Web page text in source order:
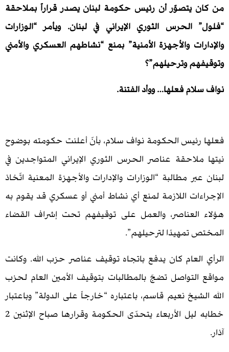
أن رئيس حكومة لبنان يصدر قراراً بملاحقة
الثوري الإيراني في لبنان. ويأمر “الوزارات
والأجهزة الأمنية” بمنع “نشاطهم العسكري والأمني
وترحيلهم”؟
فعلها… ووأد الفتنة.
الحكومة نواف سلام، بأنّ أعلنت حكومته بوضوح
عناصر الحرس الثوري الإيراني المتواجدين في
مطالبة “الوزارات والإدارات والأجهزة المعنية اتّخاذ
اللازمة لمنع أي نشاط أمني أو عسكري قد يقوم به
والعمل على توقيفهم تحت إشراف القضاء
لترحيلهم”.
كان يدفع باتجاه توقيف عناصر حزب الله. وكانت
تضجّ بالمطالبات بتوقيف الأمين العام لحزب
نعيم قاسم، باعتباره “خارجاً على الدولة” وباعتبار
خطابه ليل الأربعاء يتحدّى الحكومة وقرارها صباح الإثنين 2